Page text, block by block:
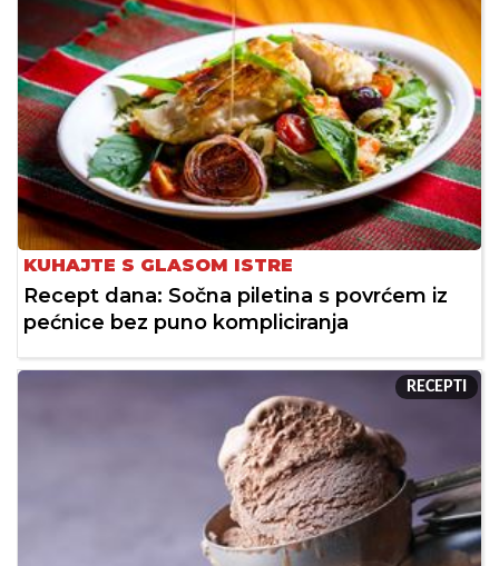
KUHAJTE S GLASOM ISTRE
Recept dana: Sočna piletina s povrćem iz
pećnice bez puno kompliciranja
RECEPTI